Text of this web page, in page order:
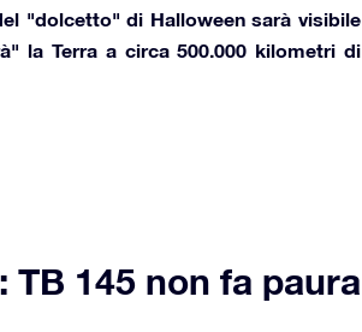
"dolcetto" di Halloween sarà visibile
la Terra a circa500.000 kilometri di
145 non fa paura